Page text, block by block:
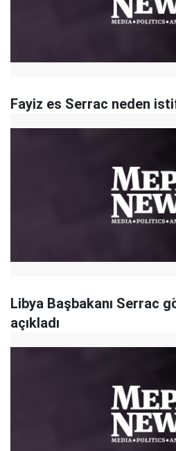
Fayiz es Serrac neden
Libya Başbakanı Serrac
açıkladı